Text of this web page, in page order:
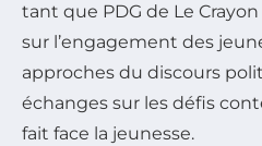
tant que PDG de Le
sur l’engagement des
approches du discours
échanges sur les défis
fait face la jeunesse.